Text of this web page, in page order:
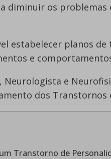
diminuir os problemas
estabelecer planos
e
e
dos Transtornos
Transtorno de